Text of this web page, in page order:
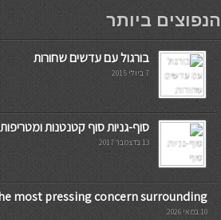
мостбет кг
הנפוצים ביותר
בורגול עם עדשים שחורות
7 ביולי 2015
סוף-גניות סוף קטנטנות ומטריפות
13 בדצמבר 2017
most pressing concern surrounding
10 במאי 2026